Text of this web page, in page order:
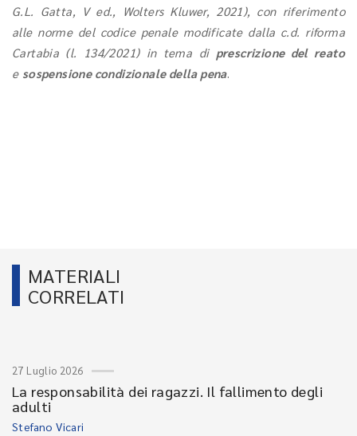
G.L. Gatta, V ed., Wolters Kluwer, 2021), con riferimento
alle norme del codice penale modificate dalla c.d. riforma
Cartabia (l. 134/2021) in tema di prescrizione del reato
e sospensione condizionale della pena.
MATERIALI
CORRELATI
27 Luglio 2026
La responsabilità dei ragazzi. Il fallimento degli
adulti
Stefano Vicari